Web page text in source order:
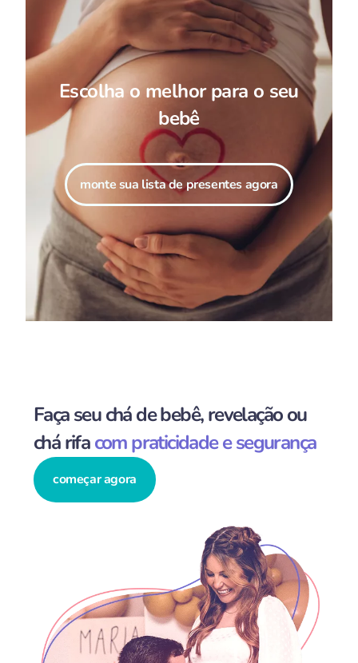
Escolha o melhor para o seu
bebê
monte sua lista de presentes agora
Faça seu chá de bebê, revelação ou
chá rifacom praticidade e segurança
começar agora